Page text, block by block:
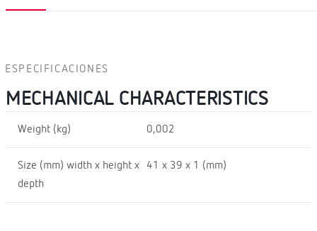
ESPECIFICACIONES
MECHANICAL CHARACTERISTICS
Weight (kg) 0,002
Size (mm) width x height x
depth
41 x 39 x 1 (mm)